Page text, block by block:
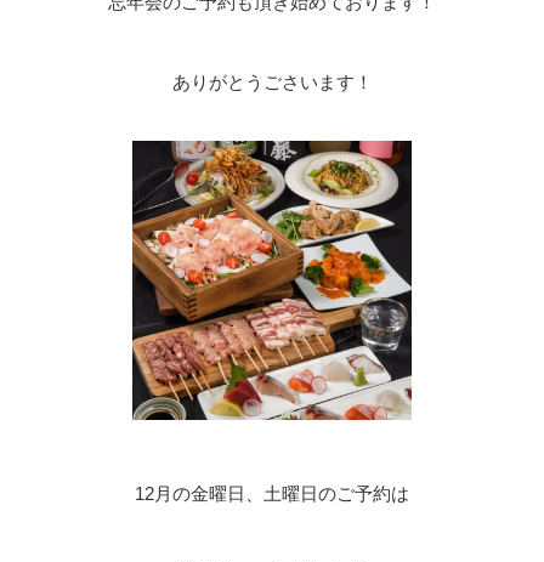
ありがとうごさいます！
12月の金曜日、土曜日のご予約は